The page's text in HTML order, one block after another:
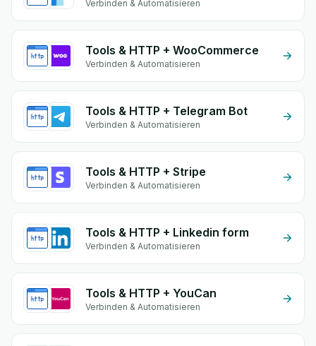
Verbinden & Automatisieren
Tools & HTTP + WooCommerce
Verbinden & Automatisieren
Tools & HTTP + Telegram Bot
Verbinden & Automatisieren
Tools & HTTP + Stripe
Verbinden & Automatisieren
Tools & HTTP + Linkedin form
Verbinden & Automatisieren
Tools & HTTP + YouCan
Verbinden & Automatisieren